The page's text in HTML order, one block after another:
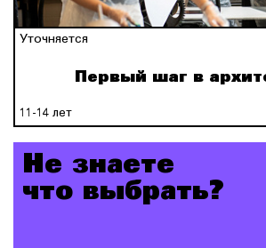
Уточняется
11-14 лет
Первый шаг в
Не знаете
что выбрать?